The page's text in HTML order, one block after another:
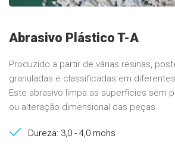
Abrasivo Plástico T-A
Produzido a partir de várias resinas,
granuladas e classificadas em
Este abrasivo limpa as superfícies sem
ou alteração dimensional das peças.
Dureza: 3,0 - 4,0 mohs